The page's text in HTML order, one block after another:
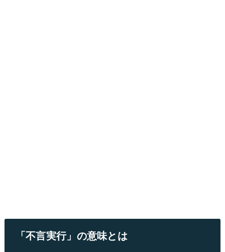
「不言実行」の意味とは